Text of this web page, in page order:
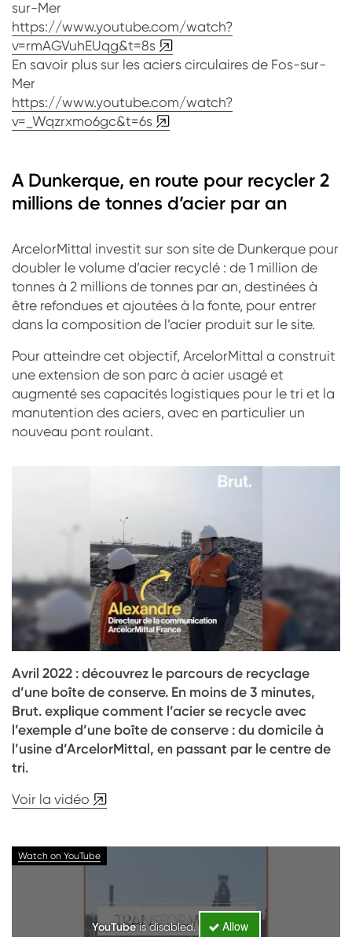
sur-Mer
https://www.youtube.com/watch?
v=rmAGVuhEUqg&t=8s
En savoir plus sur les aciers circulaires de Fos-sur-
Mer
https://www.youtube.com/watch?
v=_Wqzrxmo6gc&t=6s
A Dunkerque, en route pour recycler 2
millions de tonnes d’acier par an
ArcelorMittal investit sur son site de Dunkerque pour
doubler le volume d’acier recyclé : de 1 million de
tonnes à 2 millions de tonnes par an, destinées à
être refondues et ajoutées à la fonte, pour entrer
dans la composition de l’acier produit sur le site.
Pour atteindre cet objectif, ArcelorMittal a construit
une extension de son parc à acier usagé et
augmenté ses capacités logistiques pour le tri et la
manutention des aciers, avec en particulier un
nouveau pont roulant.
Avril 2022 : découvrez le parcours de recyclage
d’une boîte de conserve. En moins de 3 minutes,
Brut. explique comment l’acier se recycle avec
l’exemple d’une boîte de conserve : du domicile à
l’usine d’ArcelorMittal, en passant par le centre de
tri.
Voir la vidéo
Watch on YouTube
YouTubeis disabled. Allow